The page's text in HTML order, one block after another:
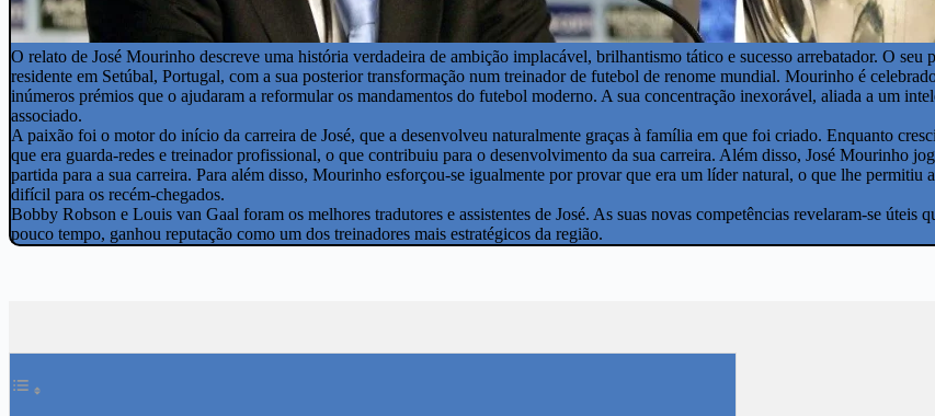
O relato de José Mourinho descreve uma história verdadeira de ambição implacável, brilhantismo tático e sucesso arrebatador. O
residente em Setúbal, Portugal, com a sua posterior transformação num treinador de futebol de renome mundial. Mourinho é
inúmeros prémios que o ajudaram a reformular os mandamentos do futebol moderno. A sua concentração inexorável, aliada a um
associado.
A paixão foi o motor do início da carreira de José, que a desenvolveu naturalmente graças à família em que foi criado. Enquanto
que era guarda-redes e treinador profissional, o que contribuiu para o desenvolvimento da sua carreira. Além disso, José Mourinho
partida para a sua carreira. Para além disso, Mourinho esforçou-se igualmente por provar que era um líder natural, o que lhe permitiu
difícil para os recém-chegados.
Bobby Robson e Louis van Gaal foram os melhores tradutores e assistentes de José. As suas novas competências revelaram-se
pouco tempo, ganhou reputação como um dos treinadores mais estratégicos da região.